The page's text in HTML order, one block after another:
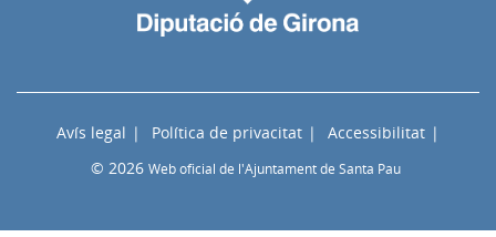
Avís legal Política de privacitat
Accessibilitat
© 2026 Web oficial de l'Ajuntament de Santa Pau